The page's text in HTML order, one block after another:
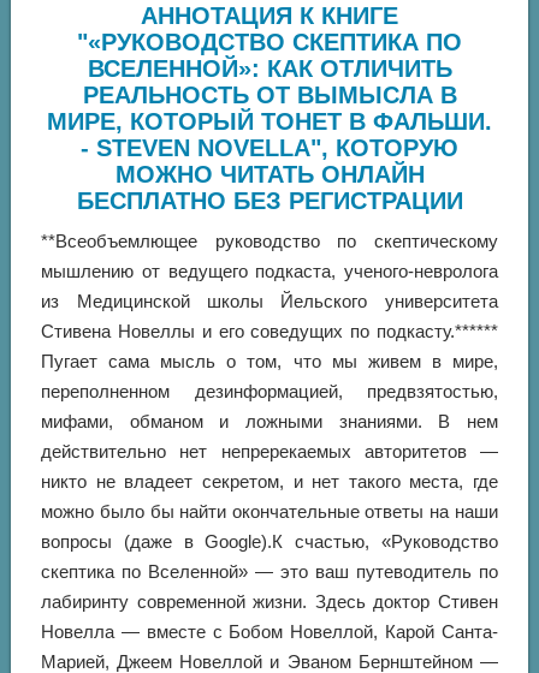
АННОТАЦИЯ К КНИГЕ
"«РУКОВОДСТВО СКЕПТИКА ПО
ВСЕЛЕННОЙ»: КАК ОТЛИЧИТЬ
РЕАЛЬНОСТЬ ОТ ВЫМЫСЛА В
МИРЕ, КОТОРЫЙ ТОНЕТ В ФАЛЬШИ.
- STEVEN NOVELLA", КОТОРУЮ
МОЖНО ЧИТАТЬ ОНЛАЙН
БЕСПЛАТНО БЕЗ РЕГИСТРАЦИИ
**Всеобъемлющее руководство по скептическому
мышлению от ведущего подкаста, ученого-невролога
из Медицинской школы Йельского университета
Стивена Новеллы и его соведущих по подкасту.******
Пугает сама мысль о том, что мы живем в мире,
переполненном дезинформацией, предвзятостью,
мифами, обманом и ложными знаниями. В нем
действительно нет непререкаемых авторитетов —
никто не владеет секретом, и нет такого места, где
можно было бы найти окончательные ответы на наши
вопросы (даже в Google).К счастью, «Руководство
скептика по Вселенной» — это ваш путеводитель по
лабиринту современной жизни. Здесь доктор Стивен
Новелла — вместе с Бобом Новеллой, Карой Санта-
Марией, Джеем Новеллой и Эваном Бернштейном —